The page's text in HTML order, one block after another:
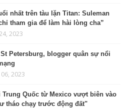
nhất trên tàu lặn Titan: Suleman
tham gia để làm hài lòng cha”
2023
Petersburg, blogger quân sự nổi
2023
Trung Quốc từ Mexico vượt biên vào
tháo chạy trước động đất"